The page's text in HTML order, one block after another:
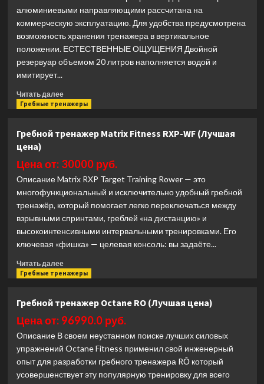
цена)
алюминиевыми направляющими рассчитана на
коммерческую эксплуатацию. Для удобства предусмотрена
возможность хранения тренажера в вертикальное
положении. ЕСТЕСТВЕННЫЕ ОЩУЩЕНИЯ Двойной
резервуар объемом 20 литров наполняется водой и
имитирует...
Читать далееПрочитать
больше
тренажер
Fitness
CRW900
(Лучшая
цена)
Гребные тренажеры
Гребной тренажер Matrix Fitness RXP-WF (Лучшая
цена)
Цена от: 30000 руб.
Описание Matrix RXP Target Training Rower — это
многофункциональный и исключительно удобный гребной
тренажёр, который помогает легко переключаться между
взрывными спринтами, греблей «на дистанцию» и
высокоинтенсивными интервальными тренировками. Его
ключевая «фишка» — целевая консоль: вы задаёте...
Читать далееПрочитать
больше
тренажер
Matrix
RXP-
WF
(Лучшая
цена)
Гребные тренажеры
Гребной тренажер Octane RO (Лучшая цена)
Цена от: 96990.0 руб.
Описание В своем неустанном поиске лучших силовых
упражнений Octane Fitness применил свой инженерный
опыт для разработки гребного тренажера RŌ который
усовершенствует эту популярную тренировку для всего